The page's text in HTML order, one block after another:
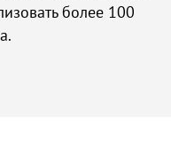
более 100